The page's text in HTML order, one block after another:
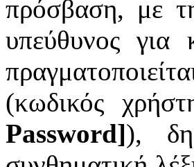
πρόσβαση, με
υπεύθυνος
(κωδικός
Password]),